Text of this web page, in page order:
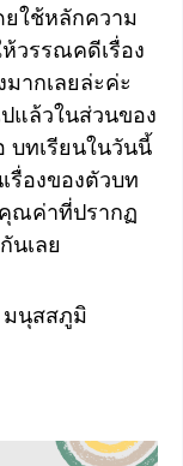
ยใช้หลักความ
วรรณคดีเรื่อง
ากเลยล่ะค่ะ
แล้วในส่วนของ
บทเรียนในวันนี้
รื่องของตัวบท
ณค่าที่ปรากฏ
นเลย
มนุสสภูมิ